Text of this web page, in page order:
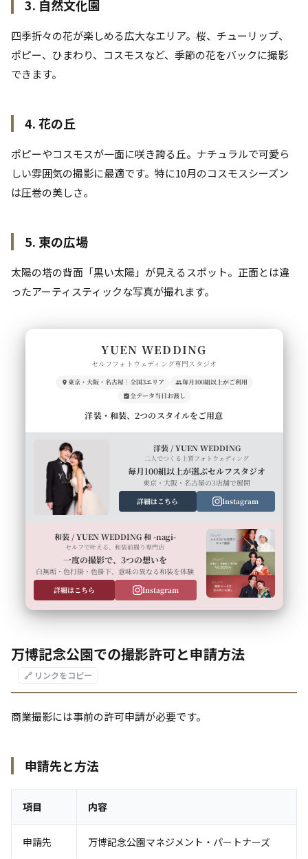
3. 自然文化園
四季折々の花が楽しめる広大なエリア。桜、チューリップ、
ポピー、ひまわり、コスモスなど、季節の花をバックに撮影
できます。
4. 花の丘
ポピーやコスモスが一面に咲き誇る丘。ナチュラルで可愛ら
しい雰囲気の撮影に最適です。特に10月のコスモスシーズン
は圧巻の美しさ。
5. 東の広場
太陽の塔の背面「黒い太陽」が見えるスポット。正面とは違
ったアーティスティックな写真が撮れます。
YUEN WEDDING
セルフフォトウェディング専門スタジオ
東京・大阪・名古屋｜全国3エリア
毎月100組以上がご利用
全データ当日お渡し
洋装・和装、2つのスタイルをご用意
洋装 / YUEN WEDDING
二人でつくる上質フォトウェディング
毎月100組以上が選ぶセルフスタジオ
東京・大阪・名古屋の3店舗で展開
詳細はこちら
Instagram
和装 / YUEN WEDDING 和 -nagi-
セルフで叶える、和装前撮り専門店
一度の撮影で、3つの想いを
白無垢・色打掛・色掛下、意味の異なる和装を体験
詳細はこちら
Instagram
万博記念公園での撮影許可と申請方法
🔗 リンクをコピー
商業撮影には事前の許可申請が必要です。
申請先と方法
項目 内容
申請先 万博記念公園マネジメント・パートナーズ